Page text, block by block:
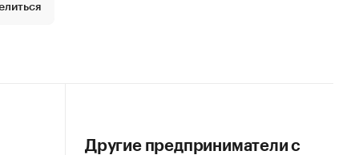
Другие предприниматели с